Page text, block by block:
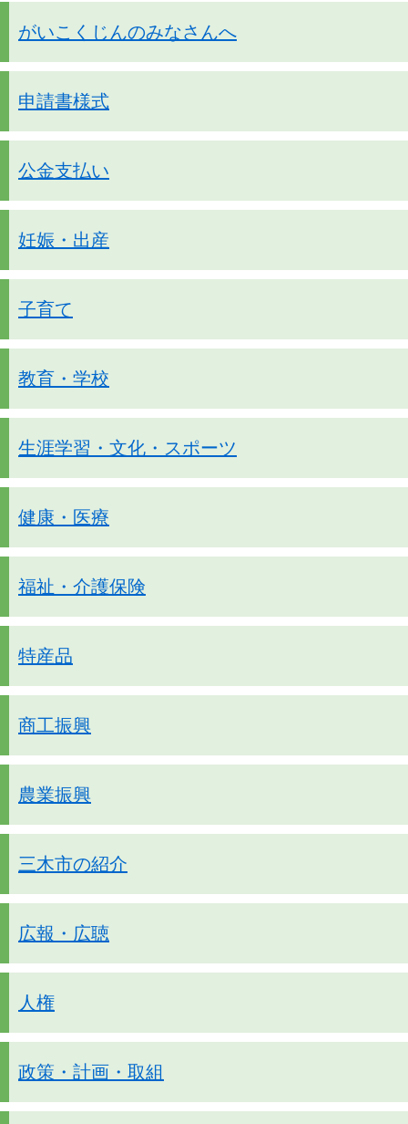
がいこくじんのみなさんへ
申請書様式
公金支払い
妊娠・出産
子育て
教育・学校
生涯学習・文化・スポーツ
健康・医療
福祉・介護保険
特産品
商工振興
農業振興
三木市の紹介
広報・広聴
人権
政策・計画・取組